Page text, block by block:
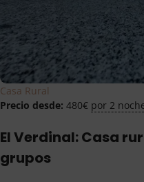
Casa Rural
Precio desde: 480€ por 2
El Verdinal: Casa
grupos